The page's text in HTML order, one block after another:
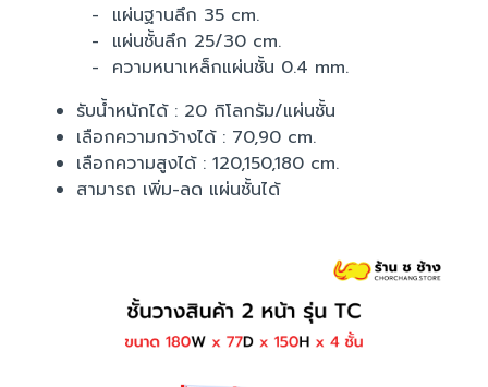
- แผ่นฐานลึก 35 cm.
- แผ่นชั้นลึก 25/30 cm.
- ความหนาเหล็กแผ่นชั้น 0.4 mm.
รับน้ำหนักได้ : 20 กิโลกรัม/แผ่นชั้น
เลือกความกว้างได้ : 70,90 cm.
เลือกความสูงได้ : 120,150,180 cm.
สามารถ เพิ่ม-ลด แผ่นชั้นได้